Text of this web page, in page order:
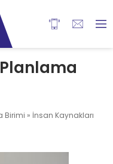
Birimi » İnsan Kaynakları